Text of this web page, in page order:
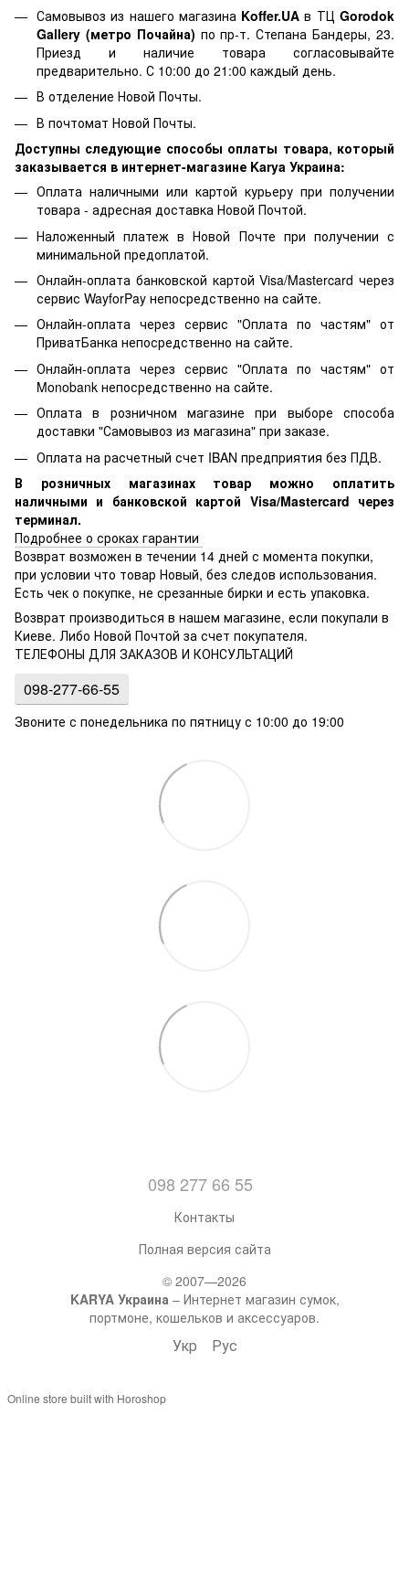
Самовывоз из нашего магазина Koffer.UA в ТЦGorodok
Gallery (метро Почайна) по пр-т. Степана Бандеры, 23.
Приезд и наличие товара согласовывайте
предварительно. С 10:00 до 21:00 каждый день.
В отделение Новой Почты.
В почтомат Новой Почты.
Доступны следующие способы оплаты товара, который
заказывается в интернет-магазине Karya Украина:
Оплата наличными или картой курьеру при получении
товара - адресная доставка Новой Почтой.
Наложенный платеж в Новой Почте при получении с
минимальной предоплатой.
Онлайн-оплата банковской картой Visa/Mastercard через
сервис WayforPay непосредственно на сайте.
Онлайн-оплата через сервис "Оплата по частям" от
ПриватБанка непосредственно на сайте.
Онлайн-оплата через сервис "Оплата по частям" от
Monobank непосредственно на сайте.
Оплата в розничном магазине при выборе способа
доставки "Самовывоз из магазина" при заказе.
Оплата на расчетный счет IBAN предприятия без ПДВ.
В розничных магазинах товар можно оплатить
наличными и банковской картой Visa/Mastercard через
терминал.
Подробнее о сроках гарантии
Возврат возможен в течении 14 дней с момента покупки,
при условии что товар Новый, без следов использования.
Есть чек о покупке, не срезанные бирки и есть упаковка.
Возврат производиться в нашем магазине, если покупали в
Киеве. Либо Новой Почтой за счет покупателя.
ТЕЛЕФОНЫ ДЛЯ ЗАКАЗОВ И КОНСУЛЬТАЦИЙ
098-277-66-55
Звоните с понедельника по пятницу с 10:00 до 19:00
098 277 66 55
Контакты
Полная версия сайта
© 2007—2026
KARYA Украина – Интернет магазин сумок,
портмоне, кошельков и аксессуаров.
Укр Рус
Online store built with Horoshop